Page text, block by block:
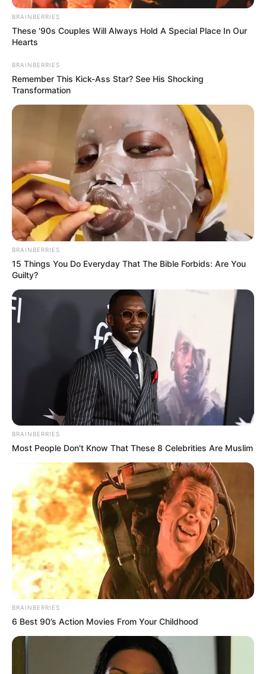
Congresso Técnico define
detalhes do JOMI e atualiza
situação dos Jogos Regionais
Encontro realizado em Assis confirmou a abertura do JOMI
no dia 26 de junho e indicou retorno dos Jogos Regionais
para Tupã
Fonte: Assessoria de Comunicação
JOGOS 17/06/2026
ShareFacebookWhatsAppTelegramMessenger
X
BRAINBERRIES
These '90s Couples Will Always Hold A Special Place In Our
Hearts
BRAINBERRIES
Remember This Kick-Ass Star? See His Shocking
Transformation
BRAINBERRIES
15 Things You Do Everyday That The Bible Forbids: Are You
Guilty?
BRAINBERRIES
Most People Don't Know That These 8 Celebrities Are Muslim
BRAINBERRIES
6 Best 90’s Action Movies From Your Childhood